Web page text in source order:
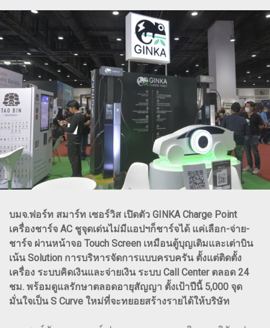
บมจ.ฟอร์ท สมาร์ท เซอร์วิส เปิดตัว GINKA Charge Point
เครื่องชาร์จ AC ชูจุดเด่นไม่มีแอปฯก็ชาร์จได้ แค่เลือก-จ่าย-
ชาร์จ ผ่านหน้าจอ Touch Screen เหมือนตู้บุญเติมและเต่าบิน
เน้น Solution การบริหารจัดการแบบครบครัน ตั้งแต่ติดตั้ง
เครื่อง ระบบคิดเงินและจ่ายเงิน ระบบ Call Center ตลอด 24
ชม. พร้อมดูแลรักษาตลอดอายุสัญญา ตั้งเป้าปีนี้ 5,000 จุด
มั่นใจเป็น S Curve ใหม่ที่จะทยอยสร้างรายได้ให้บริษัท